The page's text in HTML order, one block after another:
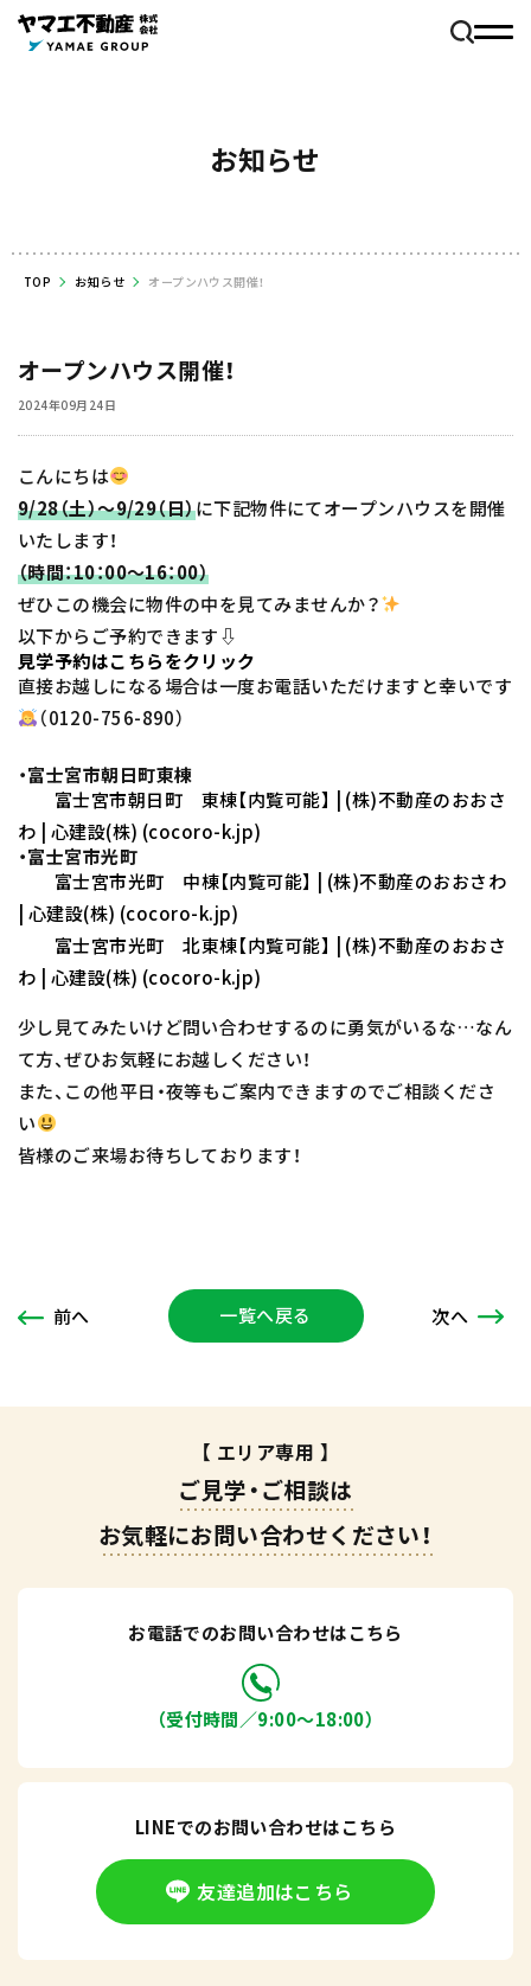
お知らせ
TOP お知らせ オープンハウス開催！
オープンハウス開催！
2024年09月24日
こんにちは
9/28（土）～9/29（日）に下記物件にてオープンハウスを開催
いたします！
（時間：10：00～16：00）
ぜひこの機会に物件の中を見てみませんか？
以下からご予約できます⇩
見学予約はこちらをクリック
直接お越しになる場合は一度お電話いただけますと幸いです
（0120-756-890）
・富士宮市朝日町東棟
富士宮市朝日町 東棟【内覧可能】 | (株)不動産のおおさ
わ | 心建設(株) (cocoro-k.jp)
・富士宮市光町
富士宮市光町 中棟【内覧可能】 | (株)不動産のおおさわ
| 心建設(株) (cocoro-k.jp)
富士宮市光町 北東棟【内覧可能】 | (株)不動産のおおさ
わ | 心建設(株) (cocoro-k.jp)
少し見てみたいけど問い合わせするのに勇気がいるな…なん
て方、ぜひお気軽にお越しください！
また、この他平日・夜等もご案内できますのでご相談くださ
い
皆様のご来場お待ちしております！
前へ 一覧へ戻る 次へ
【 エリア専用 】
ご見学・ご相談は
お気軽にお問い合わせください！
お電話でのお問い合わせはこちら
（受付時間／9:00〜18:00）
LINEでのお問い合わせはこちら
友達追加はこちら